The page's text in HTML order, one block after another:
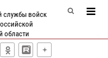
службы войск
области